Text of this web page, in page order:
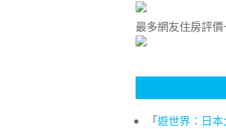
最多網友住房評價
「遊世界：日本